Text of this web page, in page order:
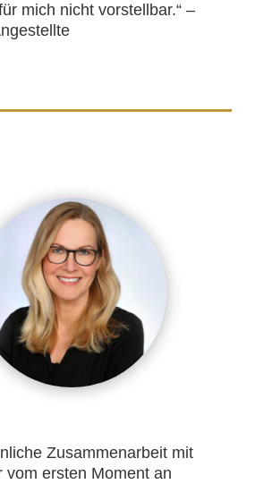
mich nicht vorstellbar.“ –
Zusammenarbeit mit
vom ersten Moment an